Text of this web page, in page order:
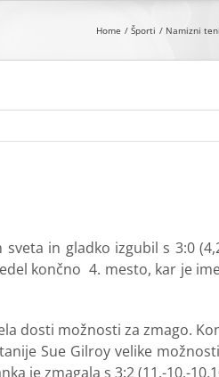
Home Športi Namizni
in gladko izgubil s 3:0
končno 4. mesto, kar je
dosti možnosti za zmago.
Sue Gilroy velike
je zmagala s 3:2 (11,-10,-